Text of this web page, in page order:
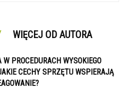
WIĘCEJ OD AUTORA
PROCEDURACH WYSOKIEGO
CECHY SPRZĘTU WSPIERAJĄ